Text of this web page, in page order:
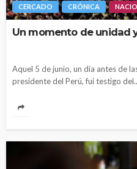
CERCADO CRÓNICA
Un momento de unidad
Aquel 5 de junio, un día antes de
presidente del Perú, fui testigo